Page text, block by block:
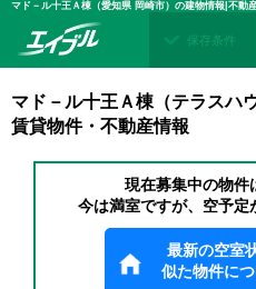
マド－ル十王Ａ棟（愛知県 岡崎市）の建物情報|不動
保存条件
マド－ル十王Ａ棟（テラスハ
賃貸物件・不動産情報
現在募集中の物件
今は満室ですが、空予定
最新の空室
似た物件に